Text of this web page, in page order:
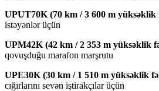
UPUT70K (70 km / 3 600 m yüksəklik
istəyənlər üçün
UPM42K (42 km / 2 353 m yüksəklik
qovuşduğu marafon marşrutu
UPE30K (30 km / 1 510 m yüksəklik
cığırlarını sevən iştirakçılar üçün